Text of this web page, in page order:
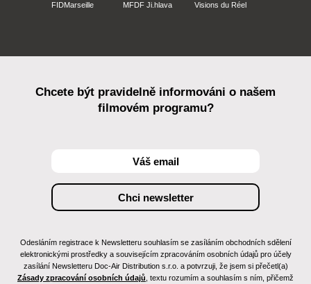
FIDMarseille MFDF Ji.hlava Visions du Réel
Chcete být pravidelně informováni o našem
filmovém programu?
Odesláním registrace k Newsletteru souhlasím se zasíláním obchodních sdělení
elektronickými prostředky a souvisejícím zpracováním osobních údajů pro účely
zasílání Newsletteru Doc-Air Distribution s.r.o. a potvrzuji, že jsem si přečetl(a)
Zásady zpracování osobních údajů , textu rozumím a souhlasím s ním, přičemž